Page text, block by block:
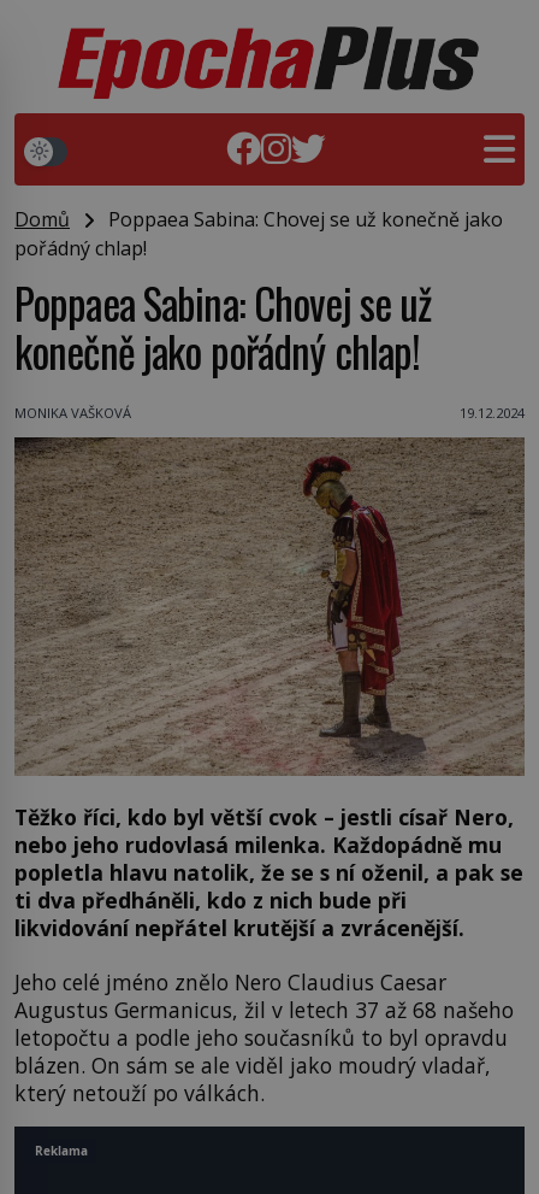
Domů
Poppaea Sabina: Chovej se už konečně jako
pořádný chlap!
Poppaea Sabina: Chovej se už
konečně jako pořádný chlap!
MONIKA VAŠKOVÁ 19.12.2024
Těžko říci, kdo byl větší cvok – jestli císař Nero,
nebo jeho rudovlasá milenka. Každopádně mu
popletla hlavu natolik, že se s ní oženil, a pak se
ti dva předháněli, kdo z nich bude při
likvidování nepřátel krutější a zvrácenější.
Jeho celé jméno znělo Nero Claudius Caesar
Augustus Germanicus, žil v letech 37 až 68 našeho
letopočtu a podle jeho současníků to byl opravdu
blázen. On sám se ale viděl jako moudrý vladař,
který netouží po válkách.
Reklama